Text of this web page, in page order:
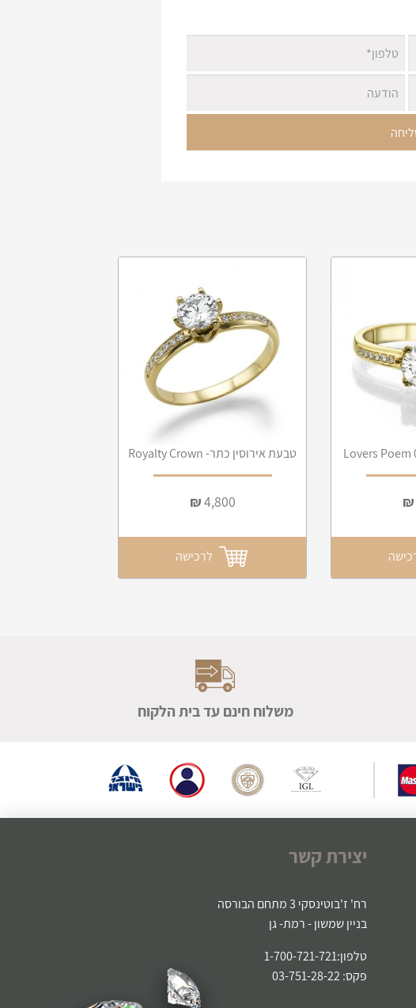
טבעת אירוסין כתר- Royalty Crown
4,800
₪ ₪
משלוח חינם עד בית הלקוח
יצירת קשר
רח' ז'בוטינסקי 3 מתחם הבורסה
בניין שמשון - רמת- גן
טלפון:1-700-721-721
פקס: 03-751-28-22